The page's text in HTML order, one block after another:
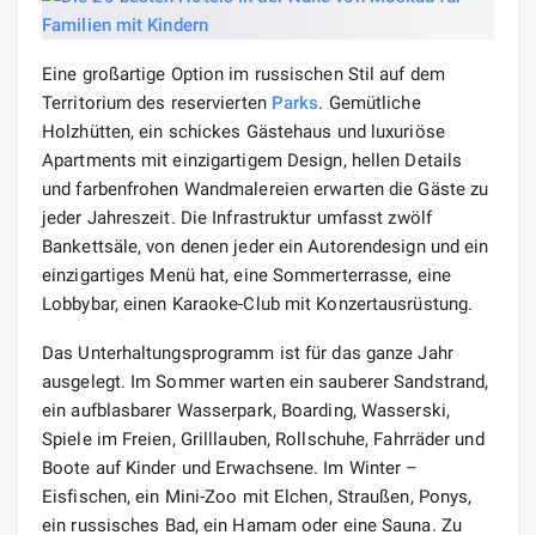
Eine großartige Option im russischen Stil auf dem
Territorium des reservierten Parks. Gemütliche
Holzhütten, ein schickes Gästehaus und luxuriöse
Apartments mit einzigartigem Design, hellen Details
und farbenfrohen Wandmalereien erwarten die Gäste zu
jeder Jahreszeit. Die Infrastruktur umfasst zwölf
Bankettsäle, von denen jeder ein Autorendesign und ein
einzigartiges Menü hat, eine Sommerterrasse, eine
Lobbybar, einen Karaoke-Club mit Konzertausrüstung.
Das Unterhaltungsprogramm ist für das ganze Jahr
ausgelegt. Im Sommer warten ein sauberer Sandstrand,
ein aufblasbarer Wasserpark, Boarding, Wasserski,
Spiele im Freien, Grilllauben, Rollschuhe, Fahrräder und
Boote auf Kinder und Erwachsene. Im Winter –
Eisfischen, ein Mini-Zoo mit Elchen, Straußen, Ponys,
ein russisches Bad, ein Hamam oder eine Sauna. Zu